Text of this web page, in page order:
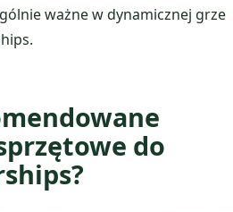
ważne w dynamicznej grze
do